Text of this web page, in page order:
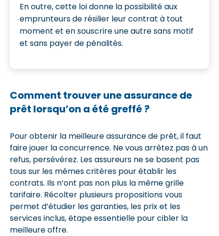
En outre, cette loi donne la possibilité aux
emprunteurs de résilier leur contrat à tout
moment et en souscrire une autre sans motif
et sans payer de pénalités.
Comment trouver une assurance de
prêt lorsqu’on a été greffé ?
Pour obtenir la meilleure assurance de prêt, il faut
faire jouer la concurrence. Ne vous arrêtez pas à un
refus, persévérez. Les assureurs ne se basent pas
tous sur les mêmes critères pour établir les
contrats. Ils n’ont pas non plus la même grille
tarifaire. Récolter plusieurs propositions vous
permet d’étudier les garanties, les prix et les
services inclus, étape essentielle pour cibler la
meilleure offre.